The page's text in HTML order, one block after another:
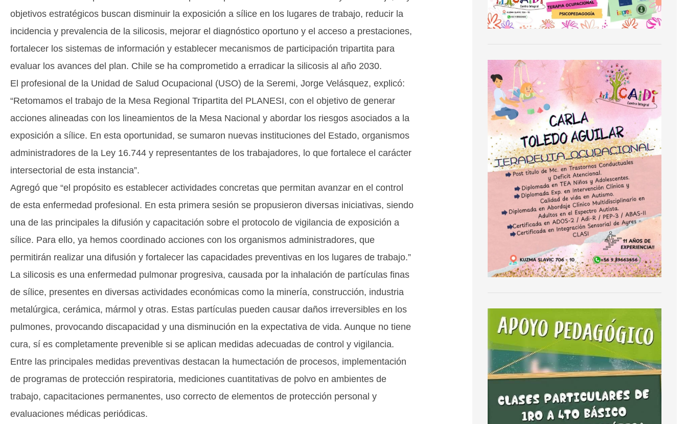
objetivos estratégicos buscan disminuir la exposición a sílice en los lugares de trabajo, reducir la
incidencia y prevalencia de la silicosis, mejorar el diagnóstico oportuno y el acceso a prestaciones,
fortalecer los sistemas de información y establecer mecanismos de participación tripartita para
evaluar los avances del plan. Chile se ha comprometido a erradicar la silicosis al año 2030.
El profesional de la Unidad de Salud Ocupacional (USO) de la Seremi, Jorge Velásquez, explicó:
“Retomamos el trabajo de la Mesa Regional Tripartita del PLANESI, con el objetivo de generar
acciones alineadas con los lineamientos de la Mesa Nacional y abordar los riesgos asociados a la
exposición a sílice. En esta oportunidad, se sumaron nuevas instituciones del Estado, organismos
administradores de la Ley 16.744 y representantes de los trabajadores, lo que fortalece el carácter
intersectorial de esta instancia”.
Agregó que “el propósito es establecer actividades concretas que permitan avanzar en el control
de esta enfermedad profesional. En esta primera sesión se propusieron diversas iniciativas, siendo
una de las principales la difusión y capacitación sobre el protocolo de vigilancia de exposición a
sílice. Para ello, ya hemos coordinado acciones con los organismos administradores, que
permitirán realizar una difusión y fortalecer las capacidades preventivas en los lugares de trabajo.”
La silicosis es una enfermedad pulmonar progresiva, causada por la inhalación de partículas finas
de sílice, presentes en diversas actividades económicas como la minería, construcción, industria
metalúrgica, cerámica, mármol y otras. Estas partículas pueden causar daños irreversibles en los
pulmones, provocando discapacidad y una disminución en la expectativa de vida. Aunque no tiene
cura, sí es completamente prevenible si se aplican medidas adecuadas de control y vigilancia.
Entre las principales medidas preventivas destacan la humectación de procesos, implementación
de programas de protección respiratoria, mediciones cuantitativas de polvo en ambientes de
trabajo, capacitaciones permanentes, uso correcto de elementos de protección personal y
evaluaciones médicas periódicas.